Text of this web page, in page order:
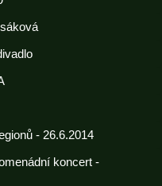
- 26.6.2014
koncert -